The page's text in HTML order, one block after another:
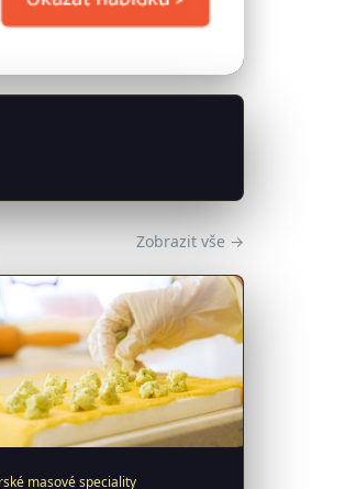
Zobrazit vše →
masové speciality